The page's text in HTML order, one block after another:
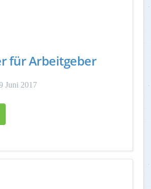
für Arbeitgeber
Juni 2017